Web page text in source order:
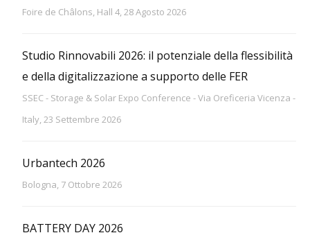
Foire de Châlons, Hall 4, 28 Agosto 2026
Studio Rinnovabili 2026: il potenziale della flessibilità
e della digitalizzazione a supporto delle FER
SSEC - Storage & Solar Expo Conference - Via Oreficeria Vicenza -
Italy, 23 Settembre 2026
Urbantech 2026
Bologna, 7 Ottobre 2026
BATTERY DAY 2026